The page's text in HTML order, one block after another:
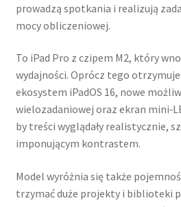
prowadzą spotkania i realizują
mocy obliczeniowej.
To iPad Pro z czipem M2, który
wydajności. Oprócz tego
ekosystem iPadOS 16, nowe
wielozadaniowej oraz ekran
by treści wyglądały realistycznie,
imponującym kontrastem.
Model wyróżnia się także
trzymać duże projekty i biblioteki